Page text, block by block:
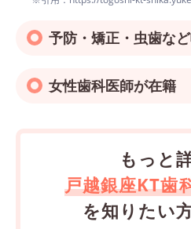
予防・矯正・虫歯な
女性歯科医師が在籍
もっと
戸越銀座KT歯
を知りたい